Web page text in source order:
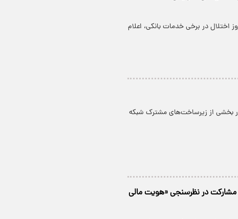
اختلال در برخی خدمات بانکی، اعلام
بخشی از زیرساخت‌های مشترک شبکه
مشارکت در نظرسنجی «هویت مالی